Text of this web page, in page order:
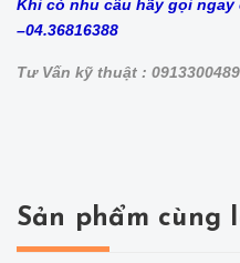
Khi có nhu cầu hãy gọi ngay
–04.36816388
Tư Vấn kỹ thuật :
Sản phẩm cùng